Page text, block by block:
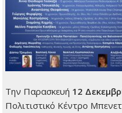
Την Παρασκευή 12
Πολιτιστικό Κέντρο